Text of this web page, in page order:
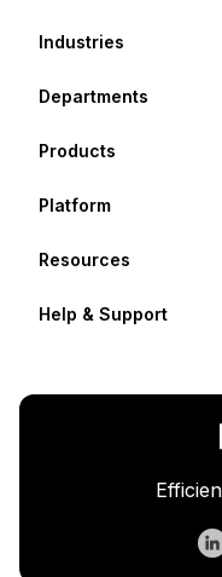
Industries
Departments
Products
Platform
Resources
Help & Support